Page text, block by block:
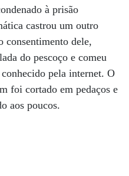
à prisão
castrou um outro
consentimento dele,
do pescoço e comeu
pela internet. O
foi cortado em pedaços e
aos poucos.